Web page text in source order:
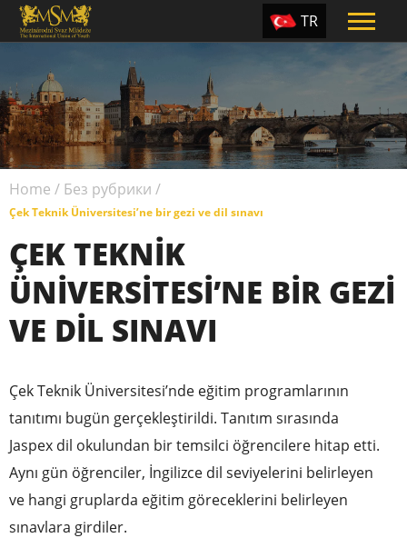
TR
PT
UA
Home / Без рубрики /
Çek Teknik Üniversitesi’ne bir gezi ve dil sınavı
ÇEK TEKNIK
ÜNIVERSITESI’NE BIR GEZI
VE DIL SINAVI
Çek Teknik Üniversitesi’nde eğitim programlarının
tanıtımı bugün gerçekleştirildi. Tanıtım sırasında
Jaspex dil okulundan bir temsilci öğrencilere hitap etti.
Aynı gün öğrenciler, İngilizce dil seviyelerini belirleyen
ve hangi gruplarda eğitim göreceklerini belirleyen
sınavlara girdiler.